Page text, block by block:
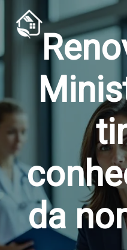
para
conteúdo
da